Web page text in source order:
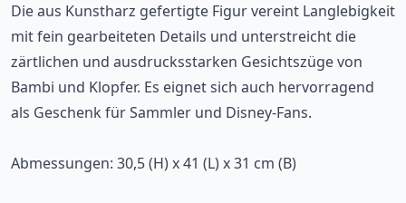
Die aus Kunstharz gefertigte Figur vereint Langlebigkeit
mit fein gearbeiteten Details und unterstreicht die
zärtlichen und ausdrucksstarken Gesichtszüge von
Bambi und Klopfer. Es eignet sich auch hervorragend
als Geschenk für Sammler und Disney-Fans.
Abmessungen: 30,5 (H) x 41 (L) x 31 cm (B)